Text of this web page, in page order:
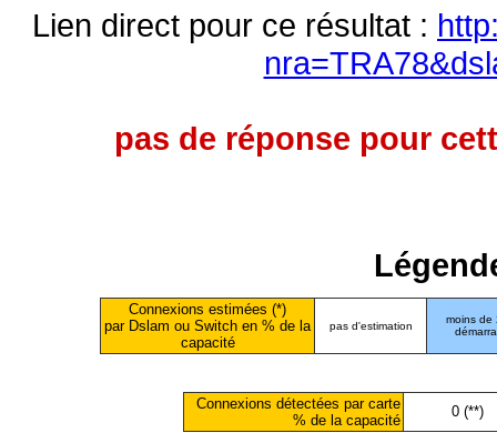
Lien direct pour ce résultat :
pas de réponse pour
Connexions estimées (*)
par Dslam ou Switch en % de la
capacité
pas d'estimation
moins de
Connexions détectées par carte
% de la capacité
0 (**)